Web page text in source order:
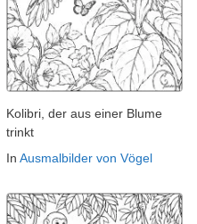
Kolibri, der aus einer Blume
trinkt
In Ausmalbilder von Vögel